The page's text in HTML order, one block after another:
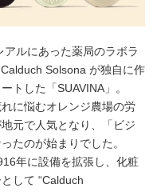
ルにあった薬局のラボラ
Solsona が独自に作
トした「SUAVINA」。
に悩むオレンジ農場の労
元で人気となり、「ビジ
たのが始まりでした。
年に設備を拡張し、化粧
して “Calduch